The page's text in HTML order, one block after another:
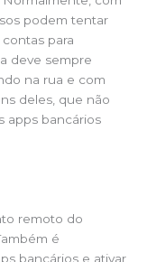
podem tentar
para
deve sempre
na rua e com
deles, que não
apps bancários
remoto do
é
bancários e ativar